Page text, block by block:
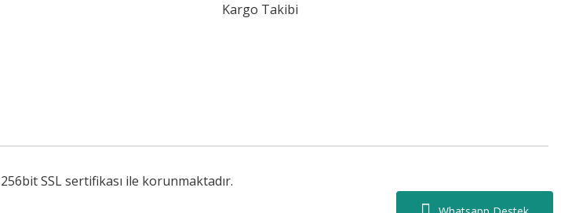
Kargo Takibi
SSL sertifikası ile korunmaktadır.